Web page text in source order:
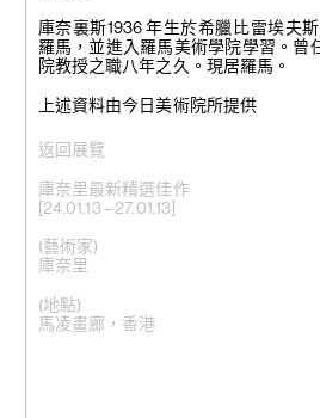
返回展覽
庫奈里最新精選佳作
[24.01.13 – 27.01.13]
(藝術家)
庫奈里
(地點)
馬凌畫廊，香港
庫奈裏斯1936 年生於希臘比雷埃夫
羅馬，並進入羅馬美術學院學習。曾
院教授之職八年之久。現居羅馬。
上述資料由今日美術院所提供